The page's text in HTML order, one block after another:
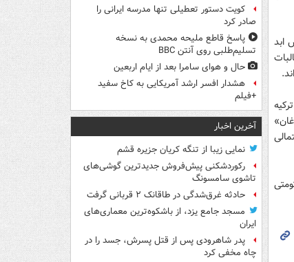
ابد
کویت دستور تعطیلی تنها مدرسه ایرانی را
صادر کرد
پاسخ قاطع ملیحه محمدی به نسخه
تسلیم‌طلبی روی آنتن BBC
حال و هوای سامرا بعد از ایام اربعین
هشدار افسر ارشد آمریکایی به کاخ سفید
+فیلم
آخرین اخبار
نمایی زیبا از تنگه کریان جزیره قشم
رکوردشکنی پیش‌فروش جدیدترین گوشی‌های
تاشوی سامسونگ
حادثه غرق‌شدگی در طاقانک ۲ قربانی گرفت
مسجد جامع یزد، از باشکوه‌ترین معماری‌های
ایران
پدر شاهرودی پس از قتل پسرش، جسد را در
چاه مخفی کرد